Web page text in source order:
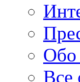
Обо
Все